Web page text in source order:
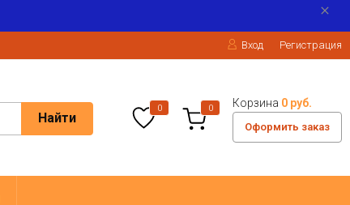
Вход Регистрация
Найти
0 0 Корзина 0 руб.
Оформить заказ